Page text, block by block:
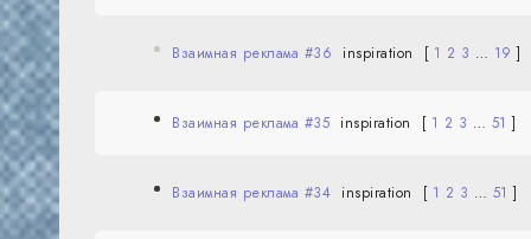
Взаимная реклама #36 inspiration [ 1 2 3 … 19 ]
Взаимная реклама #35 inspiration [ 1 2 3 … 51 ]
Взаимная реклама #34 inspiration [ 1 2 3 … 51 ]